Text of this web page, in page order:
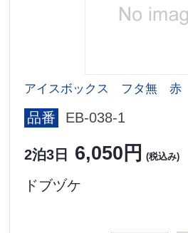
アイスボックス フタ無 赤
品番 EB-038-1
2泊3日 6,050円 (税込み)
ドブヅケ